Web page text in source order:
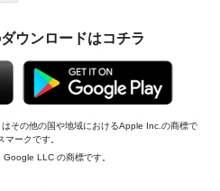
ウンロードはコチラ
その他の国や地域におけるApple Inc.の商標で
ークです。
LLC の商標です。